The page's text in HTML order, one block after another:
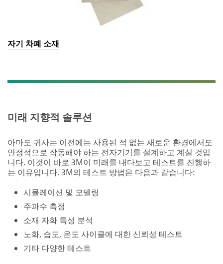
자기 차폐 소재
미래 지향적 솔루션
아마도 귀사는 이전에는 사용된 적 없는 새로운 환경에서도
안정적으로 작동해야 하는 전자기기를 설계하고 계실 것입
니다. 이것이 바로 3M이 미래를 내다보고 테스트를 진행하
는 이유입니다. 3M의 테스트 방법은 다음과 같습니다:
시뮬레이션 및 모델링
주파수 측정
소재 자화 특성 분석
노화, 습도, 온도 사이클에 대한 신뢰성 테스트
기타 다양한 테스트